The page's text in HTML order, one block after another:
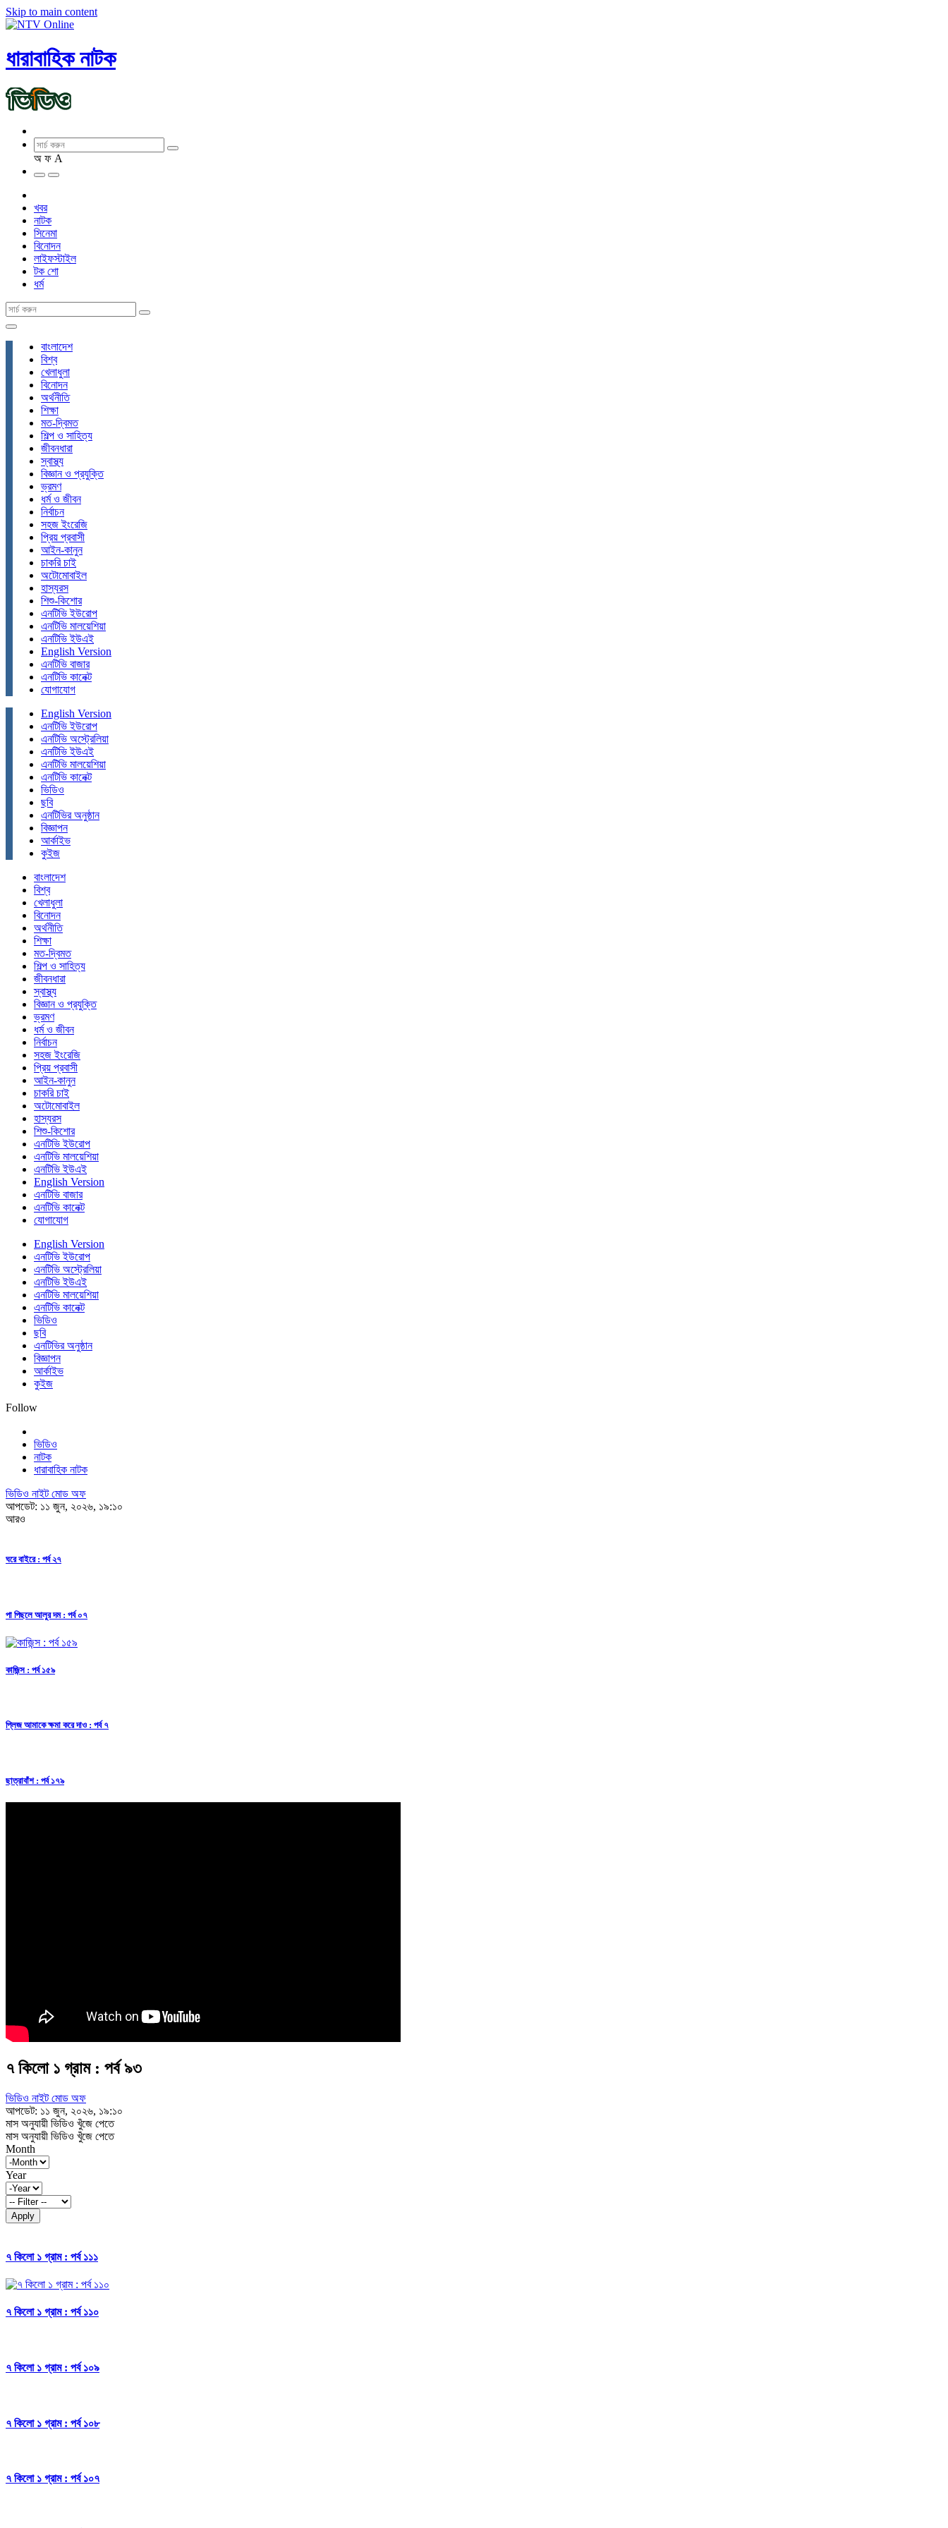
Skip to main content
ধারাবাহিক নাটক
অ ফ A
খবর
নাটক
সিনেমা
বিনোদন
লাইফস্টাইল
টক শো
ধর্ম
বাংলাদেশ
বিশ্ব
খেলাধুলা
বিনোদন
অর্থনীতি
শিক্ষা
মত-দ্বিমত
শিল্প ও সাহিত্য
জীবনধারা
স্বাস্থ্য
বিজ্ঞান ও প্রযুক্তি
ভ্রমণ
ধর্ম ও জীবন
নির্বাচন
সহজ ইংরেজি
প্রিয় প্রবাসী
আইন-কানুন
চাকরি চাই
অটোমোবাইল
হাস্যরস
শিশু-কিশোর
এনটিভি ইউরোপ
এনটিভি মালয়েশিয়া
এনটিভি ইউএই
English Version
এনটিভি বাজার
এনটিভি কানেক্ট
যোগাযোগ
English Version
এনটিভি ইউরোপ
এনটিভি অস্ট্রেলিয়া
এনটিভি ইউএই
এনটিভি মালয়েশিয়া
এনটিভি কানেক্ট
ভিডিও
ছবি
এনটিভির অনুষ্ঠান
বিজ্ঞাপন
আর্কাইভ
কুইজ
বাংলাদেশ
বিশ্ব
খেলাধুলা
বিনোদন
অর্থনীতি
শিক্ষা
মত-দ্বিমত
শিল্প ও সাহিত্য
জীবনধারা
স্বাস্থ্য
বিজ্ঞান ও প্রযুক্তি
ভ্রমণ
ধর্ম ও জীবন
নির্বাচন
সহজ ইংরেজি
প্রিয় প্রবাসী
আইন-কানুন
চাকরি চাই
অটোমোবাইল
হাস্যরস
শিশু-কিশোর
এনটিভি ইউরোপ
এনটিভি মালয়েশিয়া
এনটিভি ইউএই
English Version
এনটিভি বাজার
এনটিভি কানেক্ট
যোগাযোগ
English Version
এনটিভি ইউরোপ
এনটিভি অস্ট্রেলিয়া
এনটিভি ইউএই
এনটিভি মালয়েশিয়া
এনটিভি কানেক্ট
ভিডিও
ছবি
এনটিভির অনুষ্ঠান
বিজ্ঞাপন
আর্কাইভ
কুইজ
Follow
ভিডিও
নাটক
ধারাবাহিক নাটক
ভিডিও নাইট মোড অফ
আপডেট: ১১ জুন, ২০২৬, ১৯:১০
আরও
ঘরে বাইরে : পর্ব ২৭
পা পিছলে আলুর দম : পর্ব ০৭
কাজিন্স : পর্ব ১৫৯
প্লিজ আমাকে ক্ষমা করে দাও : পর্ব ৭
ছাত্রাবাঁশ : পর্ব ১৭৯
৭ কিলো ১ গ্রাম : পর্ব ৯৩
ভিডিও নাইট মোড অফ
আপডেট: ১১ জুন, ২০২৬, ১৯:১০
মাস অনুযায়ী ভিডিও খুঁজে পেতে
মাস অনুযায়ী ভিডিও খুঁজে পেতে
Month
Year
Apply
৭ কিলো ১ গ্রাম : পর্ব ১১১
৭ কিলো ১ গ্রাম : পর্ব ১১০
৭ কিলো ১ গ্রাম : পর্ব ১০৯
৭ কিলো ১ গ্রাম : পর্ব ১০৮
৭ কিলো ১ গ্রাম : পর্ব ১০৭